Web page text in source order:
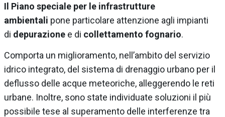
Il Piano speciale per le infrastrutture
ambientali pone particolare attenzione agli impianti
di depurazione e di collettamento fognario.
Comporta un miglioramento, nell’ambito del servizio
idrico integrato, del sistema di drenaggio urbano per il
deflusso delle acque meteoriche, alleggerendo le reti
urbane. Inoltre, sono state individuate soluzioni il più
possibile tese al superamento delle interferenze tra